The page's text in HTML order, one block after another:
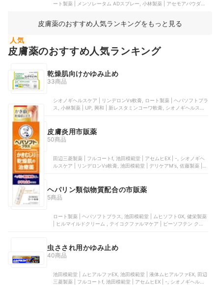
ート製薬 | メンソレータム ADスプレー, 小林製薬 | アセモアパウダー
皮膚薬のおすすめ人気ランキングをもっと見る
人気
皮膚薬のおすすめ人気ランキング
乾燥肌向けかゆみ止め
33商品
シオノギヘルスケア | リンデロンVs軟膏, ロート製薬 | ヘパソフトプラ
ス, 小林製薬 | UP, 興和 | 新レスタミンコーワ軟膏, シオノギヘルスケ
皮膚炎用市販薬
50商品
田辺三菱製薬 | フルコートf, 池田模範堂 | アセムヒEX | -, シオノギヘ
ルスケア | リンデロンVs軟膏, 池田模範堂 | デリケアM's, 佐藤製薬 |
ヘパリン類似物質配合の市販薬
5商品
ロート製薬 | ヘパソフトプラス, 池田模範堂 | ムヒソフトGX, 健栄製薬
| ヒルマイルドクリーム , テイコクファルマケア | ビーソフテン クリ
虫さされ用かゆみ止め
40商品
池田模範堂 | ムヒアルファEX, 池田模範堂 | 液体ムヒアルファEX, 田辺
三菱製薬 | フルコートf, 池田模範堂 | アセムヒEX | -, シオノギヘルス